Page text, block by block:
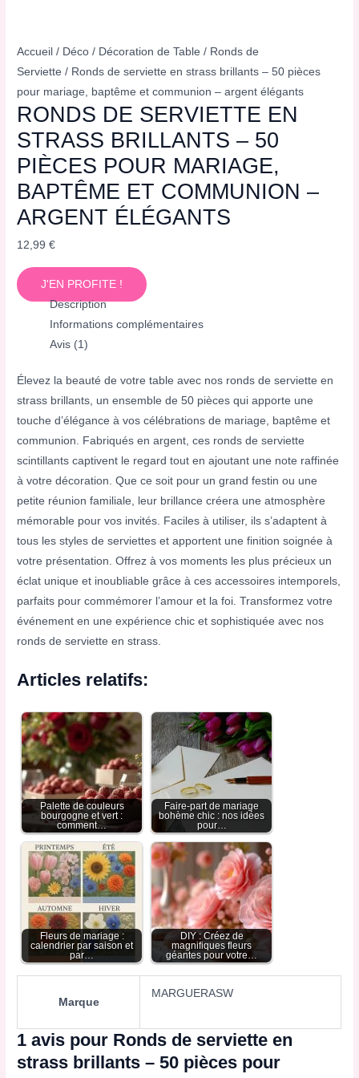
Accueil / Déco / Décoration de Table / Ronds de
Serviette / Ronds de serviette en strass brillants – 50 pièces
pour mariage, baptême et communion – argent élégants
RONDS DE SERVIETTE EN
STRASS BRILLANTS – 50
PIÈCES POUR MARIAGE,
BAPTÊME ET COMMUNION –
ARGENT ÉLÉGANTS
12,99€
J'EN PROFITE !
Description
Informations complémentaires
Avis (1)
Élevez la beauté de votre table avec nos ronds de serviette en
strass brillants, un ensemble de 50 pièces qui apporte une
touche d’élégance à vos célébrations de mariage, baptême et
communion. Fabriqués en argent, ces ronds de serviette
scintillants captivent le regard tout en ajoutant une note raffinée
à votre décoration. Que ce soit pour un grand festin ou une
petite réunion familiale, leur brillance créera une atmosphère
mémorable pour vos invités. Faciles à utiliser, ils s’adaptent à
tous les styles de serviettes et apportent une finition soignée à
votre présentation. Offrez à vos moments les plus précieux un
éclat unique et inoubliable grâce à ces accessoires intemporels,
parfaits pour commémorer l’amour et la foi. Transformez votre
événement en une expérience chic et sophistiquée avec nos
ronds de serviette en strass.
Articles relatifs:
Palette de couleurs
bourgogne et vert :
comment…
Faire-part de mariage
bohème chic : nos idées
pour…
Fleurs de mariage :
calendrier par saison et
par…
DIY : Créez de
magnifiques fleurs
géantes pour votre…
Marque
MARGUERASW
1 avis pour Ronds de serviette en
strass brillants – 50 pièces pour